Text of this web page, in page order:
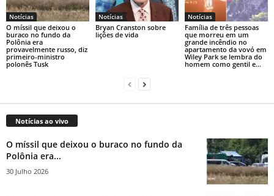
Notícias
O míssil que deixou o
buraco no fundo da
Polônia era
provavelmente russo, diz
primeiro-ministro
polonês Tusk
Notícias
Bryan Cranston sobre
lições de vida
Notícias
Família de três pessoas
que morreu em um
grande incêndio no
apartamento da vovó em
Wiley Park se lembra do
homem como gentil e...
Notícias ao vivo
O míssil que deixou o buraco no fundo da
Polônia era...
30 Julho 2026